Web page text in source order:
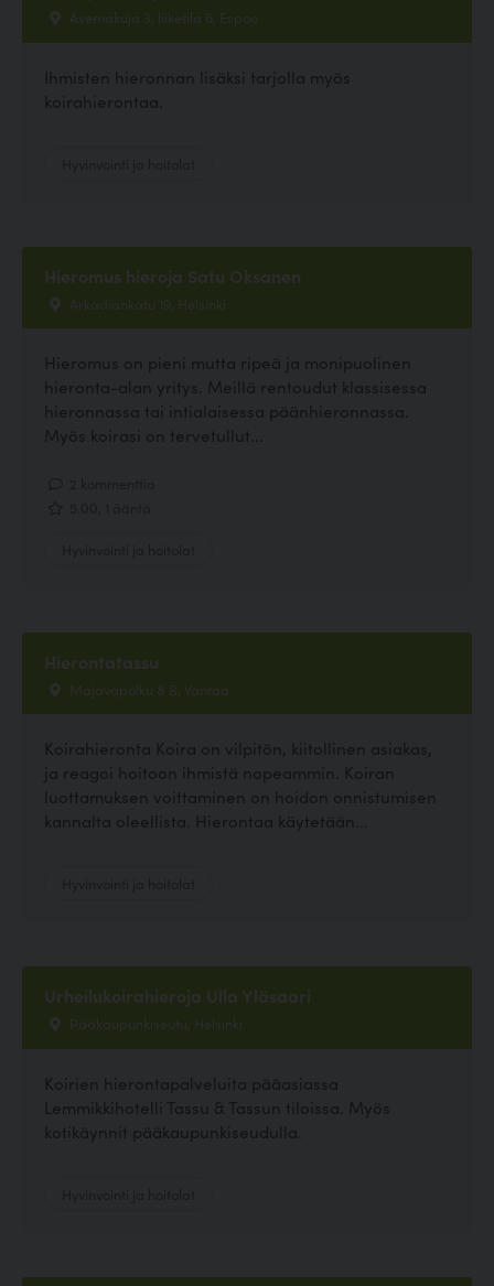
Asemakuja 3, liiketila 6, Espoo
Ihmisten hieronnan lisäksi tarjolla myös
koirahierontaa.
Hieromus hieroja Satu Oksanen
Arkadiankatu 19, Helsinki
Hieromus on pieni mutta ripeä ja monipuolinen
hieronta-alan yritys. Meillä rentoudut klassisessa
hieronnassa tai intialaisessa päänhieronnassa.
Myös koirasi on tervetullut...
Hierontatassu
Majavapolku 8 B, Vantaa
Koirahieronta Koira on vilpitön, kiitollinen asiakas,
ja reagoi hoitoon ihmistä nopeammin. Koiran
luottamuksen voittaminen on hoidon onnistumisen
kannalta oleellista. Hierontaa käytetään...
Urheilukoirahieroja Ulla Yläsaari
Pääkaupunkiseutu, Helsinki
Koirien hierontapalveluita pääasiassa
Lemmikkihotelli Tassu & Tassun tiloissa. Myös
kotikäynnit pääkaupunkiseudulla.